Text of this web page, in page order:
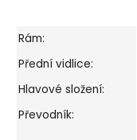
Rám:
Přední vidlice:
Hlavové složení:
Převodník: